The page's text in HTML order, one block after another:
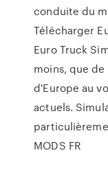
conduite du
Télécharger
Euro Truck
moins, que
d'Europe au
actuels.
MODS FR